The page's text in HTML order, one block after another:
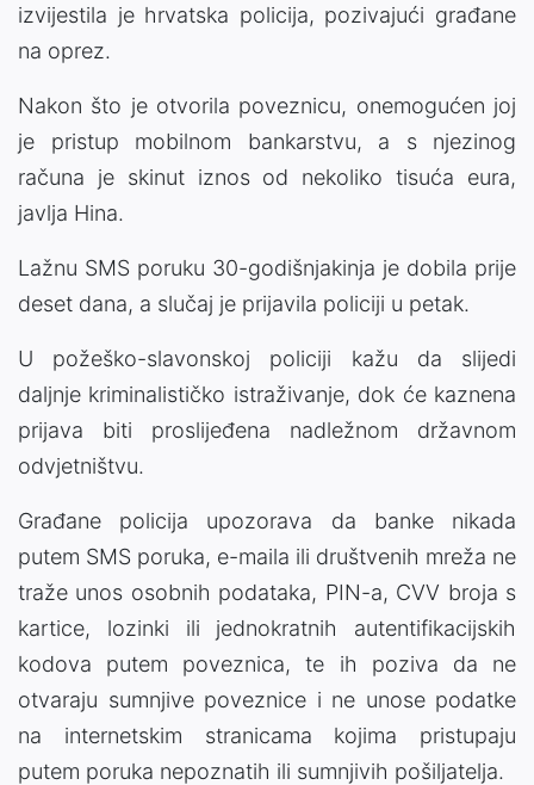
izvijestila je hrvatska policija, pozivajući građane
na oprez.
Nakon što je otvorila poveznicu, onemogućen joj
je pristup mobilnom bankarstvu, a s njezinog
računa je skinut iznos od nekoliko tisuća eura,
javlja Hina.
Lažnu SMS poruku 30-godišnjakinja je dobila prije
deset dana, a slučaj je prijavila policiji u petak.
U požeško-slavonskoj policiji kažu da slijedi
daljnje kriminalističko istraživanje, dok će kaznena
prijava biti proslijeđena nadležnom državnom
odvjetništvu.
Građane policija upozorava da banke nikada
putem SMS poruka, e-maila ili društvenih mreža ne
traže unos osobnih podataka, PIN-a, CVV broja s
kartice, lozinki ili jednokratnih autentifikacijskih
kodova putem poveznica, te ih poziva da ne
otvaraju sumnjive poveznice i ne unose podatke
na internetskim stranicama kojima pristupaju
putem poruka nepoznatih ili sumnjivih pošiljatelja.